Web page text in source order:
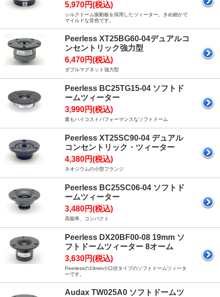
5,970円(税込)
シルクドーム振動板を採用したツィーター。きめ細かで
マイルドな音色です。
Peerless XT25BG60-04デュアルコ
ンセントリック強力型
6,470円(税込)
ダブルマグネット強力型
Peerless BC25TG15-04 ソフトド
ームツィーター
3,990円(税込)
最もハイコストパフォーマンスなソフトドーム
Peerless XT25SC90-04 デュアル
コンセントリック・ツィーター
4,380円(税込)
ネオジウムの小型フランジ
Peerless BC25SC06-04 ソフトド
ームツィーター
3,480円(税込)
高能率、コンパクト
Peerless DX20BF00-08 19mm ソ
フトドームツィーター 8オーム
3,630円(税込)
Peerlessの19mm小口径タイプのソフトドームツィータ
ーです。
Audax TW025A0 ソフトドームツ